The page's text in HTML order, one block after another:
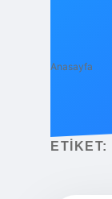
Anasayfa
ETIKET: